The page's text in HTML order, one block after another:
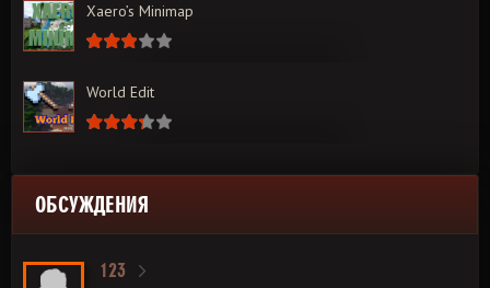
Xaero’s Minimap
World Edit
ОБСУЖДЕНИЯ
123